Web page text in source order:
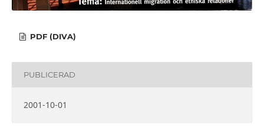
PDF (DIVA)
PUBLICERAD
2001-10-01